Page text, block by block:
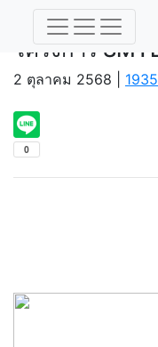
โคร
โครงการ
2 ตุลาคม 2568 |